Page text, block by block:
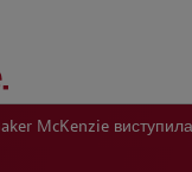
McKenzie